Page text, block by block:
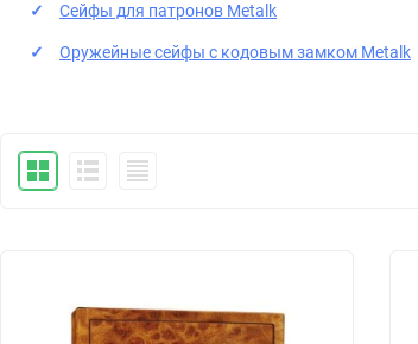
Сейфы для патронов Metalk
Оружейные сейфы с кодовым замком Metalk